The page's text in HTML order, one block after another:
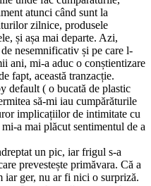
atunci când sunt la
zilnice, produsele
și așa mai departe. Azi,
nesemnificativ și pe care l-
ani, mi-a aduc o conștientizare
fapt, această tranzacție.
default ( o bucată de plastic
să-mi iau cumpărăturile
implicațiilor de intimitate cu
a mai plăcut sentimentul de a
un pic, iar frigul s-a
prevestește primăvara. Că a
iar ger, nu ar fi nici o surpriză.